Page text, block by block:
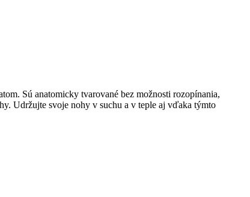
Sú anatomicky tvarované bez možnosti rozopínania,
Udržujte svoje nohy v suchu a v teple aj vďaka týmto